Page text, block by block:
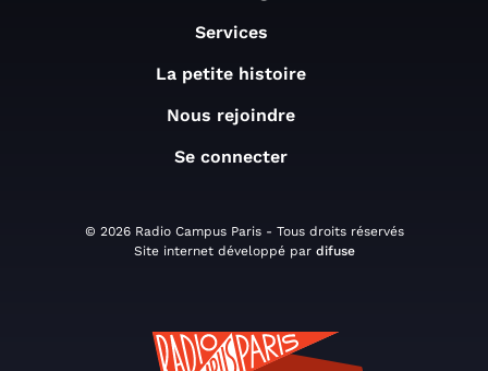
Services
La petite histoire
Nous rejoindre
Se connecter
© 2026 Radio Campus Paris - Tous droits réservés
Site internet développé par difuse